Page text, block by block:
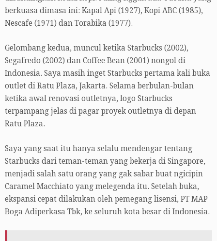
berkuasa dimasa ini: Kapal Api (1927), Kopi ABC (1985),
Nescafe (1971) dan Torabika (1977).
Gelombang kedua, muncul ketika Starbucks (2002),
Segafredo (2002) dan Coffee Bean (2001) nongol di
Indonesia. Saya masih inget Starbucks pertama kali buka
outlet di Ratu Plaza, Jakarta. Selama berbulan-bulan
ketika awal renovasi outletnya, logo Starbucks
terpampang jelas di pagar proyek outletnya di depan
Ratu Plaza.
Saya yang saat itu hanya selalu mendengar tentang
Starbucks dari teman-teman yang bekerja di Singapore,
menjadi salah satu orang yang gak sabar buat ngicipin
Caramel Macchiato yang melegenda itu. Setelah buka,
ekspansi cepat dilakukan oleh pemegang lisensi, PT MAP
Boga Adiperkasa Tbk, ke seluruh kota besar di Indonesia.